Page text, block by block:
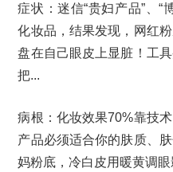
症状：迷信“贵妇产品”、“
化妆品，结果发现，网红
盘在自己眼皮上显脏！工
把...
病根：化妆效果70%靠技
产品必须适合你的肤质、
妈粉底，冷白皮用暖黄调